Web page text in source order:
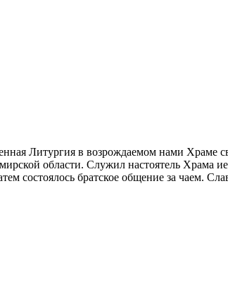
Литургия в возрождаемом нами
области. Служил настоятель
состоялось братское общение за чаем.